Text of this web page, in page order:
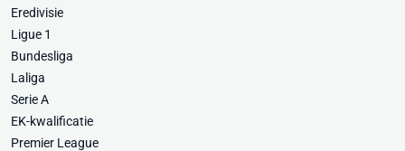
Eredivisie
Ligue 1
Bundesliga
Laliga
Serie A
EK-kwalificatie
Premier League